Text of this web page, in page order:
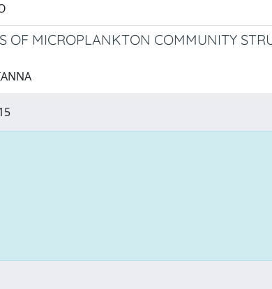
OF MICROPLANKTON COMMUNITY